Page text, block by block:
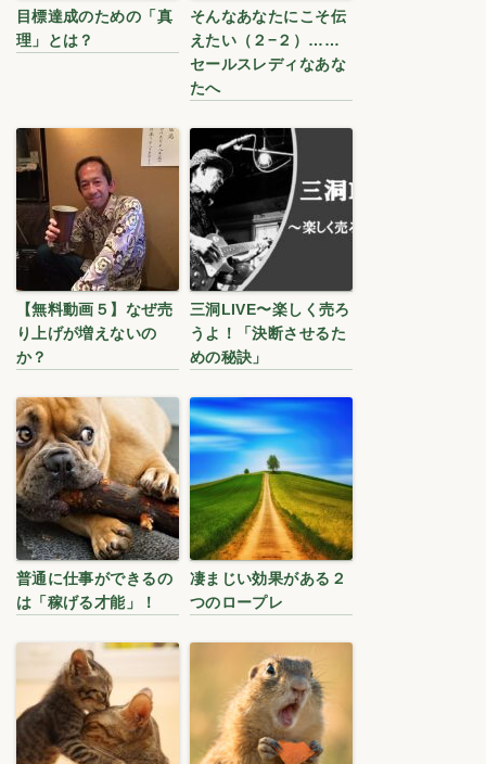
目標達成のための「真
理」とは？
そんなあなたにこそ伝
えたい（２−２）……
セールスレディなあな
たへ
【無料動画５】なぜ売
り上げが増えないの
か？
三洞LIVE〜楽しく売ろ
うよ！「決断させるた
めの秘訣」
普通に仕事ができるの
は「稼げる才能」！
凄まじい効果がある２
つのロープレ